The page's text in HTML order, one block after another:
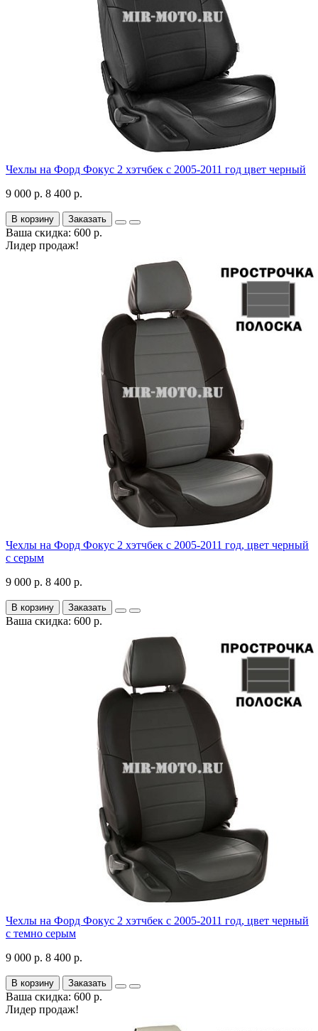
Чехлы на Форд Фокус 2 хэтчбек с 2005-2011 год цвет черный
9 000 р. 8 400 р.
В корзину Заказать
Ваша скидка: 600 р.
Лидер продаж!
Чехлы на Форд Фокус 2 хэтчбек с 2005-2011 год, цвет черный
с серым
9 000 р. 8 400 р.
В корзину Заказать
Ваша скидка: 600 р.
Чехлы на Форд Фокус 2 хэтчбек с 2005-2011 год, цвет черный
с темно серым
9 000 р. 8 400 р.
В корзину Заказать
Ваша скидка: 600 р.
Лидер продаж!